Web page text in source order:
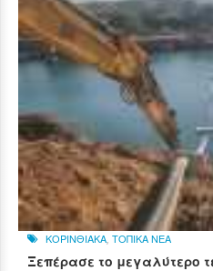
ΚΟΡΙΝΘΙΑΚΑ ΤΟΠΙΚΑ ΝΕΑ
Ξεπέρασε το μεγαλύτερο